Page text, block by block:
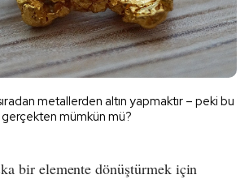
metallerden altın yapmaktır – peki bu
gerçekten mümkün mü?
bir elemente dönüştürmek için